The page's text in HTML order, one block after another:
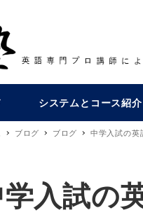
システムとコース紹介
ブログ ブログ 中学入試の英
入試の